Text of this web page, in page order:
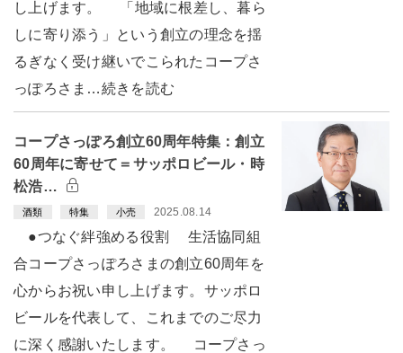
し上げます。 「地域に根差し、暮ら
しに寄り添う」という創立の理念を揺
るぎなく受け継いでこられたコープさ
っぽろさま…続きを読む
コープさっぽろ創立60周年特集：創立
60周年に寄せて＝サッポロビール・時
松浩…
酒類 特集 小売 2025.08.14
●つなぐ絆強める役割 生活協同組
合コープさっぽろさまの創立60周年を
心からお祝い申し上げます。サッポロ
ビールを代表して、これまでのご尽力
に深く感謝いたします。 コープさっ